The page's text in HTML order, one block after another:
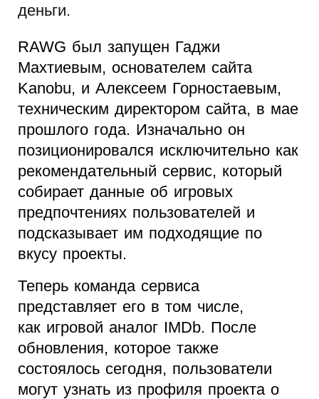
деньги.
RAWG был запущен Гаджи
Махтиевым, основателем сайта
Kanobu, и Алексеем Горностаевым,
техническим директором сайта, в мае
прошлого года. Изначально он
позиционировался исключительно как
рекомендательный сервис, который
собирает данные об игровых
предпочтениях пользователей и
подсказывает им подходящие по
вкусу проекты.
Теперь команда сервиса
представляет его в том числе,
как игровой аналог IMDb. После
обновления, которое также
состоялось сегодня, пользователи
могут узнать из профиля проекта о